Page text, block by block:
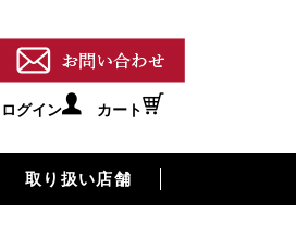
ログイン カート
取り扱い店舗